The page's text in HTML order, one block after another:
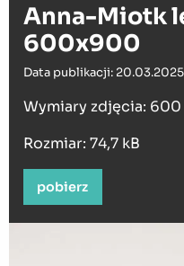
Anna-Miotk
600x900
Data publikacji: 20.03.2025
Wymiary zdjęcia:
Rozmiar: 74,7 kB
pobierz